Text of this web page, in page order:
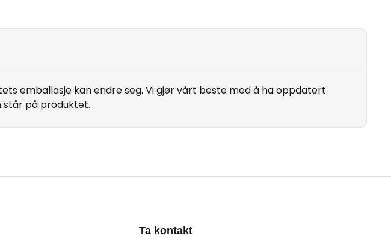
emballasje kan endre seg. Vi gjør vårt beste med å ha oppdatert
står på produktet.
Ta kontakt